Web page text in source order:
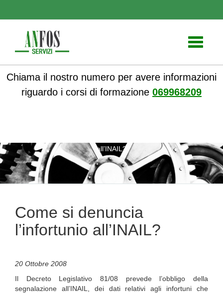
Toggle
Chiama il nostro numero per avere informazioni
riguardo i corsi di formazione 069968209
all’INAIL?
Come si denuncia
l’infortunio all’INAIL?
20 Ottobre 2008
Il Decreto Legislativo 81/08 prevede l’obbligo della
segnalazione all’INAIL, dei dati relativi agli infortuni che